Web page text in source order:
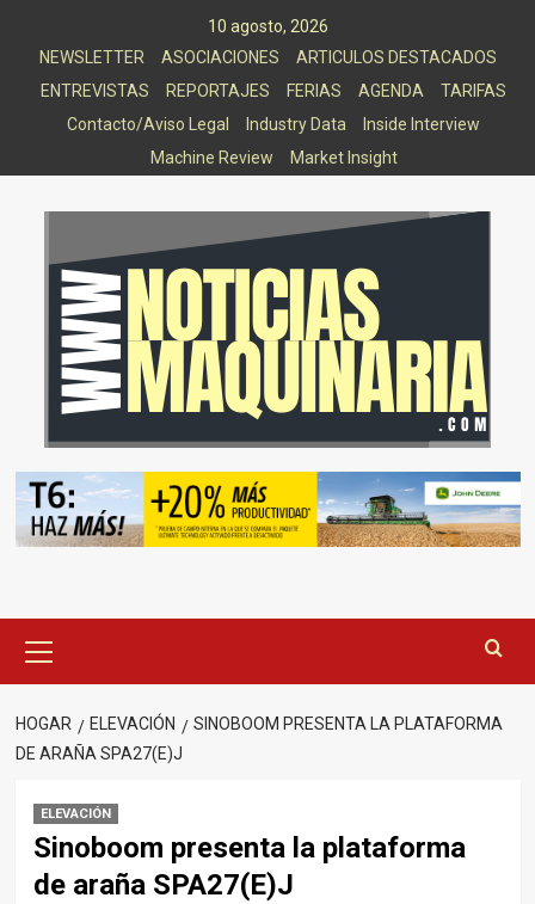
10 agosto, 2026
NEWSLETTER
ASOCIACIONES
ARTICULOS DESTACADOS
ENTREVISTAS
REPORTAJES FERIAS AGENDA
TARIFAS
Contacto/Aviso Legal
Industry Data
Inside Interview
Machine Review
Market Insight
principal
HOGAR ELEVACIÓN
SINOBOOM PRESENTA LA PLATAFORMA
DE ARAÑA SPA27(E)J
ELEVACIÓN
Sinoboom presenta la plataforma
de araña SPA27(E)J